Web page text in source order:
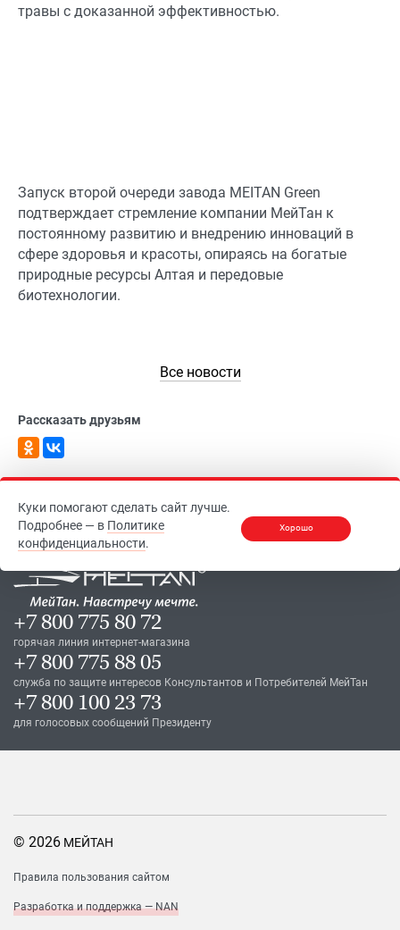
травы с доказанной эффективностью.
Запуск второй очереди завода MEITAN Green
подтверждает стремление компании МейТан к
постоянному развитию и внедрению инноваций в
сфере здоровья и красоты, опираясь на богатые
природные ресурсы Алтая и передовые
биотехнологии.
Все новости
Рассказать друзьям
+7 800 775 80 72
горячая линия интернет-магазина
+7 800 775 88 05
служба по защите интересов Консультантов и Потребителей МейТан
+7 800 100 23 73
для голосовых сообщений Президенту
© 2026 МЕЙТАН
Правила пользования сайтом
Разработка и поддержка — NAN
Куки помогают сделать сайт лучше.
Подробнее — в Политике
конфиденциальности.
Хорошо